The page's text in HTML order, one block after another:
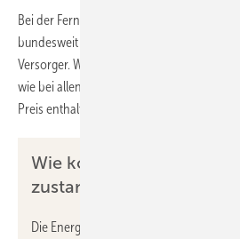
Bei der Fernwärme ist zu beachten, dass
bundesweit deutlich schwanken. Auskunft
Versorger. Weiterhin ist bei allen Arten von
wie bei allen Varianten der Solarthermie
Preis enthalten.
Wie kommt der
zustande?
Die Energieberatung der